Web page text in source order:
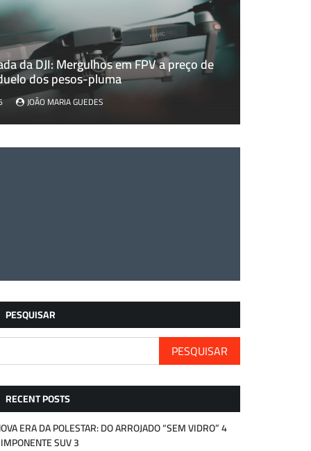
da DJI: Mergulhos em FPV a preço de
dos pesos-pluma
JOÃO MARIA GUEDES
DJI: Mergulhos em FPV a preço de saldo ou o duelo dos
JOÃO MARIA GUEDES
PESQUISAR
PESQUISAR
RECENT POSTS
ERA DA POLESTAR: DO ARROJADO “SEM VIDRO” 4
SUV 3